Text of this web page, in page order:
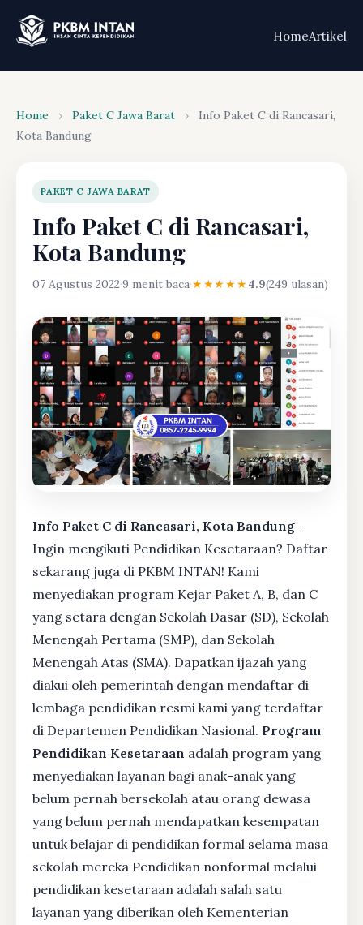
HomeArtikel
Home › Paket C Jawa Barat ›
Info Paket C di Rancasari,
Kota Bandung
PAKET C JAWA BARAT
Info Paket C di Rancasari,
Kota Bandung
07 Agustus 2022·9 menit baca·★★★★★4.9(249 ulasan)
Info Paket C di Rancasari, Kota Bandung -
Ingin mengikuti Pendidikan Kesetaraan? Daftar
sekarang juga di PKBM INTAN! Kami
menyediakan program Kejar Paket A, B, dan C
yang setara dengan Sekolah Dasar (SD), Sekolah
Menengah Pertama (SMP), dan Sekolah
Menengah Atas (SMA). Dapatkan ijazah yang
diakui oleh pemerintah dengan mendaftar di
lembaga pendidikan resmi kami yang terdaftar
di Departemen Pendidikan Nasional. Program
Pendidikan Kesetaraan adalah program yang
menyediakan layanan bagi anak-anak yang
belum pernah bersekolah atau orang dewasa
yang belum pernah mendapatkan kesempatan
untuk belajar di pendidikan formal selama masa
sekolah mereka Pendidikan nonformal melalui
pendidikan kesetaraan adalah salah satu
layanan yang diberikan oleh Kementerian